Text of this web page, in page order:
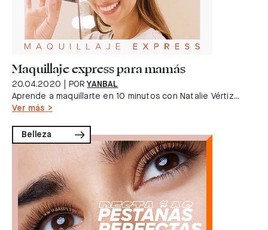
Maquillaje express para mamás
20.04.2020 | POR YANBAL
Aprende a maquillarte en 10 minutos con Natalie Vértiz...
Ver más >
Belleza